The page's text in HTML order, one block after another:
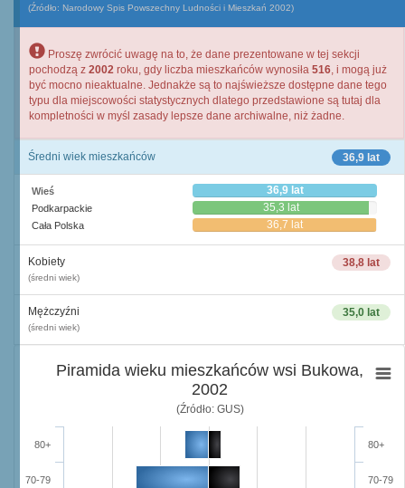
(Źródło: Narodowy Spis Powszechny Ludności i Mieszkań 2002)
Proszę zwrócić uwagę na to, że dane prezentowane w tej sekcji
pochodzą z 2002 roku, gdy liczba mieszkańców wynosiła 516, i mogą już
być mocno nieaktualne. Jednakże są to najświeższe dostępne dane tego
typu dla miejscowości statystycznych dlatego przedstawione są tutaj dla
kompletności w myśl zasady lepsze dane archiwalne, niż żadne.
36,9 lat
Średni wiek mieszkańców
Wieś 36,9 lat
Podkarpackie 35,3 lat
Cała Polska 36,7 lat
38,8 lat
Kobiety
(średni wiek)
35,0 lat
Mężczyźni
(średni wiek)
Piramida wieku mieszkańców wsi Bukowa,
2002
(Źródło: GUS)
70-79
80+
70-79
80+